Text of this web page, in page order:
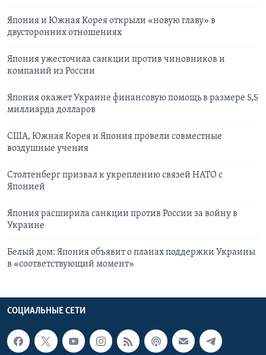
Япония и Южная Корея открыли «новую главу» в
двусторонних отношениях
Япония ужесточила санкции против чиновников и
компаний из России
Япония окажет Украине финансовую помощь в размере 5,5
миллиарда долларов
США, Южная Корея и Япония провели совместные
воздушные учения
Столтенберг призвал к укреплению связей НАТО с
Японией
Япония расширила санкции против России за войну в
Украине
Белый дом: Япония объявит о планах поддержки Украины
в «соответствующий момент»
СОЦИАЛЬНЫЕ СЕТИ